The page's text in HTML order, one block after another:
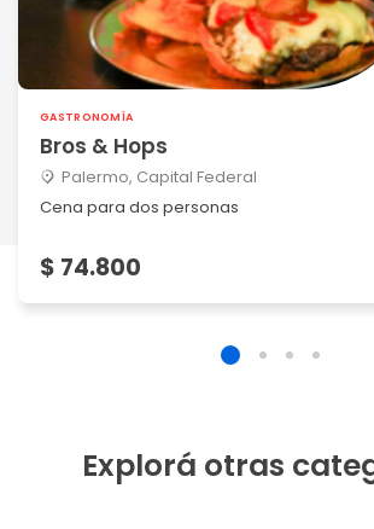
GASTRONOMÍA
Bros & Hops
Palermo, Capital Federal
Cena para dos personas
$ 74.800
Explorá otras